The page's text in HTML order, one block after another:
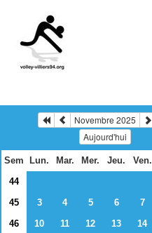
Novembre 2025
Aujourd'hui
Sem Lun. Mar. Mer. Jeu. Ven.
44
45
3 4 5 6 7
46
10 11 12 13 14